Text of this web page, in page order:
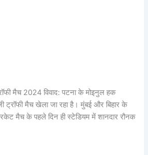
मैच 2024 विवाद: पटना के मोइनुल हक
ट्रॉफी मैच खेला जा रहा है। मुंबई और बिहार के
मैच के पहले दिन ही स्टेडियम में शानदार रौनक